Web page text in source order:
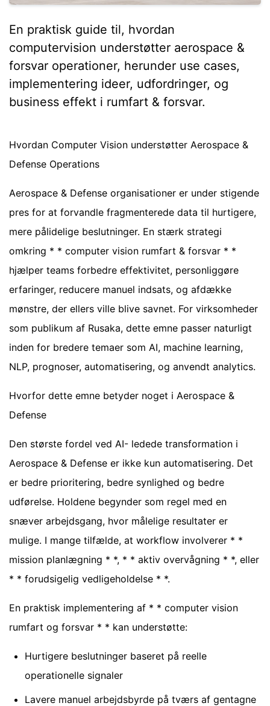
En praktisk guide til, hvordan
computervision understøtter aerospace &
forsvar operationer, herunder use cases,
implementering ideer, udfordringer, og
business effekt i rumfart & forsvar.
Hvordan Computer Vision understøtter Aerospace &
Defense Operations
Aerospace & Defense organisationer er under stigende
pres for at forvandle fragmenterede data til hurtigere,
mere pålidelige beslutninger. En stærk strategi
omkring * * computer vision rumfart & forsvar * *
hjælper teams forbedre effektivitet, personliggøre
erfaringer, reducere manuel indsats, og afdække
mønstre, der ellers ville blive savnet. For virksomheder
som publikum af Rusaka, dette emne passer naturligt
inden for bredere temaer som AI, machine learning,
NLP, prognoser, automatisering, og anvendt analytics.
Hvorfor dette emne betyder noget i Aerospace &
Defense
Den største fordel ved AI- ledede transformation i
Aerospace & Defense er ikke kun automatisering. Det
er bedre prioritering, bedre synlighed og bedre
udførelse. Holdene begynder som regel med en
snæver arbejdsgang, hvor målelige resultater er
mulige. I mange tilfælde, at workflow involverer * *
mission planlægning * *, * * aktiv overvågning * *, eller
* * forudsigelig vedligeholdelse * *.
En praktisk implementering af * * computer vision
rumfart og forsvar * * kan understøtte:
Hurtigere beslutninger baseret på reelle
operationelle signaler
Lavere manuel arbejdsbyrde på tværs af gentagne